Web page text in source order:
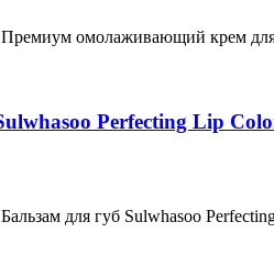
Премиум омолаживающий крем
Perfecting Lip
для губ Sulwhasoo